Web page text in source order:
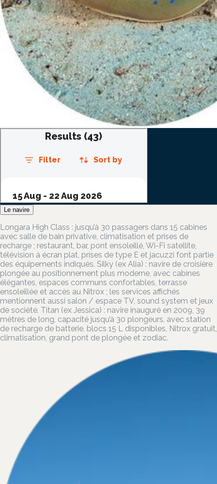
Le navire
Longara High Class : jusqu’à 30 passagers dans 15 cabines
avec salle de bain privative, climatisation et prises de
recharge ; restaurant, bar, pont ensoleillé, Wi-Fi satellite,
télévision à écran plat, prises de type E et jacuzzi font partie
des équipements indiqués. Silky (ex Alia) : navire de croisière
plongée au positionnement plus moderne, avec cabines
élégantes, espaces communs confortables, terrasse
ensoleillée et accès au Nitrox ; les services affichés
mentionnent aussi salon / espace TV, sound system et jeux
de société. Titan (ex Jessica) : navire inauguré en 2009, 39
mètres de long, capacité jusqu’à 30 plongeurs, avec station
de recharge de batterie, blocs 15 L disponibles, Nitrox gratuit,
climatisation, grand pont de plongée et zodiac.